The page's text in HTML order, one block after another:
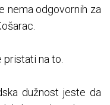
nema odgovornih za
pristati na to.
dužnost jeste da